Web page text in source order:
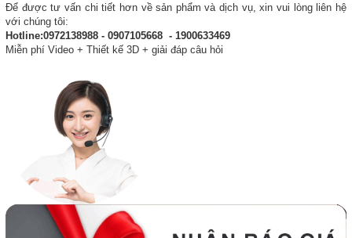
Để được tư vấn chi tiết hơn về sản phẩm và dịch vụ, xin vui lòng liên hệ
với chúng tôi:
Hotline:0972138988 - 0907105668 - 1900633469
Miễn phí Video + Thiết kế 3D + giải đáp câu hỏi